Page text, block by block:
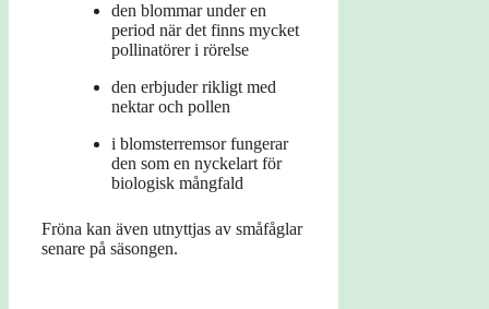
den blommar under en
period när det finns mycket
pollinatörer i rörelse
den erbjuder rikligt med
nektar och pollen
i blomsterremsor fungerar
den som en nyckelart för
biologisk mångfald
Fröna kan även utnyttjas av småfåglar
senare på säsongen.